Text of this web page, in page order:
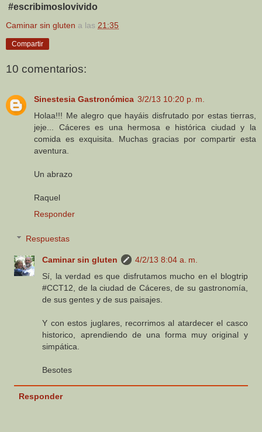
#escribimoslovivido
Caminar sin gluten a las 21:35
Compartir
10 comentarios:
Sinestesia Gastronómica 3/2/13 10:20 p. m.
Holaa!!! Me alegro que hayáis disfrutado por estas tierras,
jeje... Cáceres es una hermosa e histórica ciudad y la
comida es exquisita. Muchas gracias por compartir esta
aventura.
Un abrazo
Raquel
Responder
Respuestas
Caminar sin gluten
4/2/13 8:04 a. m.
Sí, la verdad es que disfrutamos mucho en el blogtrip
#CCT12, de la ciudad de Cáceres, de su gastronomía,
de sus gentes y de sus paisajes.
Y con estos juglares, recorrimos al atardecer el casco
historico, aprendiendo de una forma muy original y
simpática.
Besotes
Responder